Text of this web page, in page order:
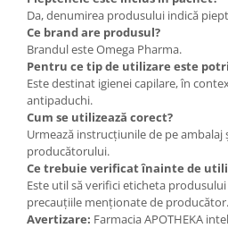
Da, denumirea produsului indică
Ce brand are produsul?
Brandul este Omega Pharma.
Pentru ce tip de utilizare este
Este destinat igienei capilare, în
antipaduchi.
Cum se utilizează corect?
Urmează instrucțiunile de pe ambalaj
producătorului.
Ce trebuie verificat înainte de
Este util să verifici eticheta
precauțiile menționate de producător.
Avertizare: Farmacia APOTHEKA